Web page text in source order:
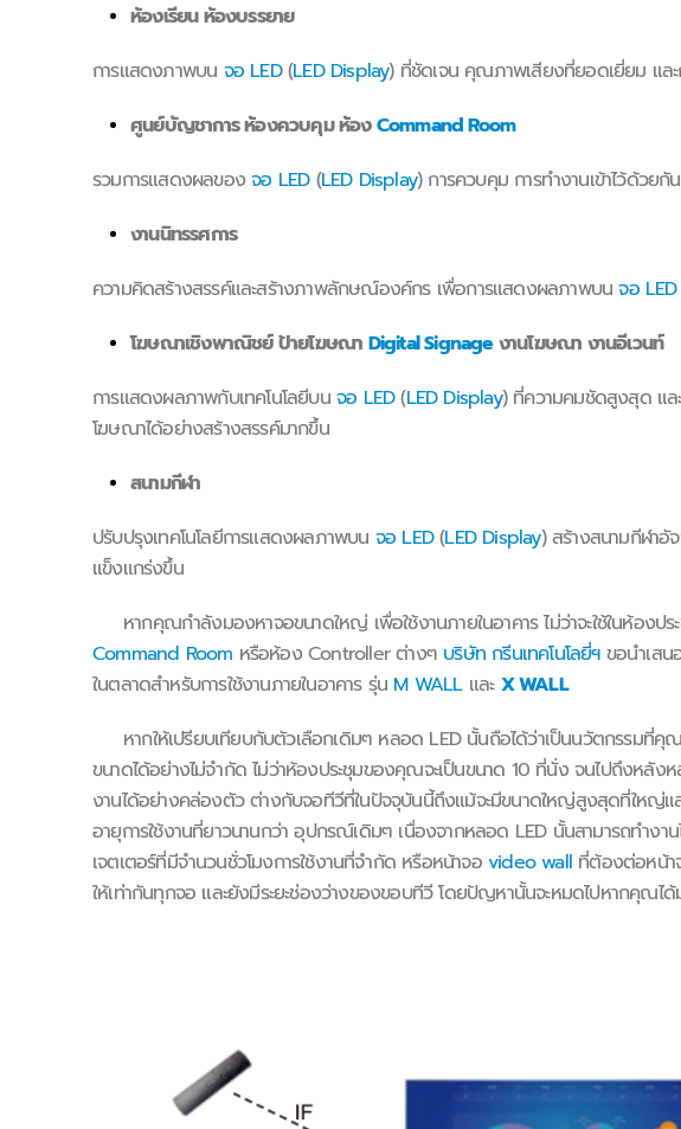
ห้องเรียน ห้องบรรยาย
การแสดงภาพบน จอ LED(LED Display) ที่ชัดเจน คุณภาพเสียงที่ยอดเยี่ยม แล
ศูนย์บัญชาการ ห้องควบคุม ห้องCommand Room
รวมการแสดงผลของจอ LED(LED Display) การควบคุม การทำงานเข้าไว้ด้วยกัน
งานนิทรรศการ
ความคิดสร้างสรรค์และสร้างภาพลักษณ์องค์กร เพื่อการแสดงผลภาพบนจอ LED
โฆษณาเชิงพาณิชย์ ป้ายโฆษณา Digital Signageงานโฆษณา งานอีเวนท์
การแสดงผลภาพกับเทคโนโลยีบน จอ LED(LED Display) ที่ความคมชัดสูงสุด แล
โฆษณาได้อย่างสร้างสรรค์มากขึ้น
สนามกีฬา
ปรับปรุงเทคโนโลยีการแสดงผลภาพบน จอ LED(LED Display) สร้างสนามกีฬาอั
แข็งแกร่งขึ้น
หากคุณกำลังมองหาจอขนาดใหญ่ เพื่อใช้งานภายในอาคาร ไม่ว่าจะใช้ในห้อง
Command Room หรือห้อง Controller ต่างๆ บริษัท กรีนเทคโนโลยี่ฯขอนำเสน
ในตลาดสำหรับการใช้งานภายในอาคาร รุ่น M WALLและ X WALL
หากให้เปรียบเทียบกับตัวเลือกเดิมๆ หลอด LED นั้นถือได้ว่าเป็นนวัตกรรมที่คุ
ขนาดได้อย่างไม่จำกัด ไม่ว่าห้องประชุมของคุณจะเป็นขนาด 10 ที่นั่ง จนไปถึงหลัง
งานได้อย่างคล่องตัว ต่างกับจอทีวีที่ในปัจจุบันนี้ถึงแม้จะมีขนาดใหญ่สูงสุดที่ใหญ่แ
อายุการใช้งานที่ยาวนานกว่า อุปกรณ์เดิมๆ เนื่องจากหลอด LED นั้นสามารถทำงา
เจตเตอร์ที่มีจำนวนชั่วโมงการใช้งานที่จำกัด หรือหน้าจอvideo wall ที่ต้องต่อหน้า
ให้เท่ากันทุกจอ และยังมีระยะช่องว่างของขอบทีวี โดยปัญหานั้นจะหมดไปหากคุณได้